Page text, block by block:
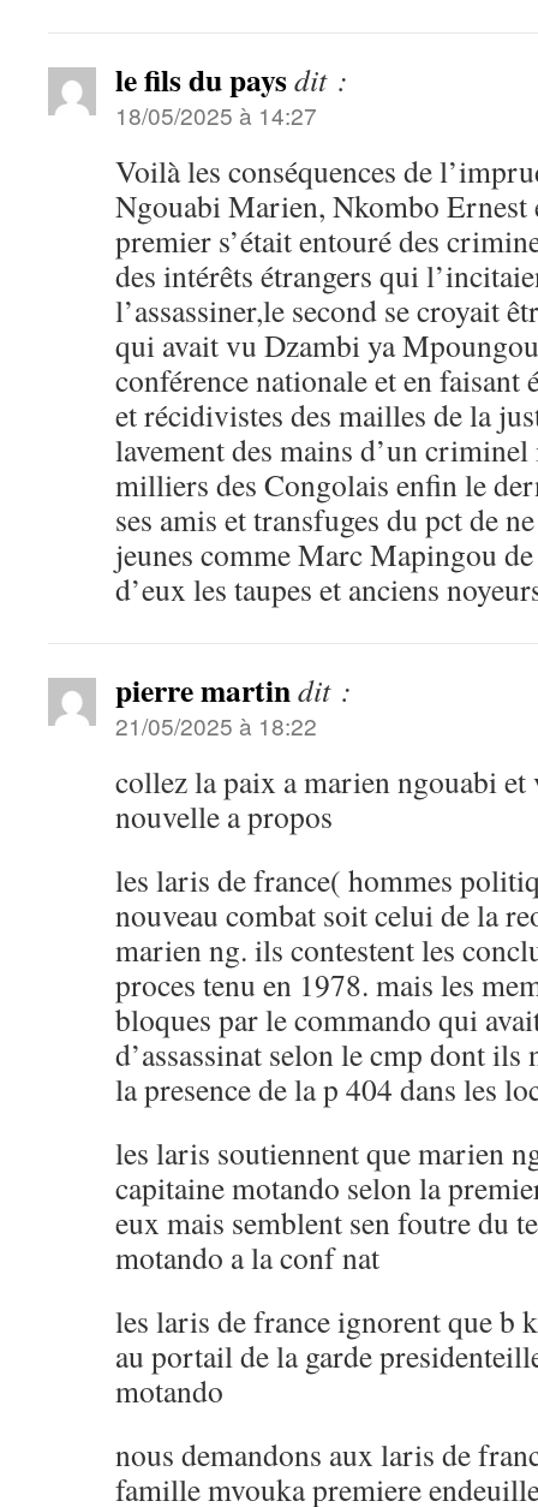
le fils du paysdit :
18/05/2025 à 14:27
Voilà les conséquences de
Ngouabi Marien, Nkombo Ernest
premier s’était entouré des
des intérêts étrangers qui
l’assassiner,le second se croyait
qui avait vu Dzambi ya
conférence nationale et en faisant
et récidivistes des mailles de la
lavement des mains d’un
milliers des Congolais enfin le
ses amis et transfuges du pct de
jeunes comme Marc Mapingou de
d’eux les taupes et anciens
pierre martindit :
21/05/2025 à 18:22
collez la paix a marien ngouabi
nouvelle a propos
les laris de france( hommes
nouveau combat soit celui de la
marien ng. ils contestent les
proces tenu en 1978. mais les
bloques par le commando qui
d’assassinat selon le cmp dont
la presence de la p 404 dans les
les laris soutiennent que marien
capitaine motando selon la
eux mais semblent sen foutre du
motando a la conf nat
les laris de france ignorent que b
au portail de la garde
motando
nous demandons aux laris de
famille mvouka premiere